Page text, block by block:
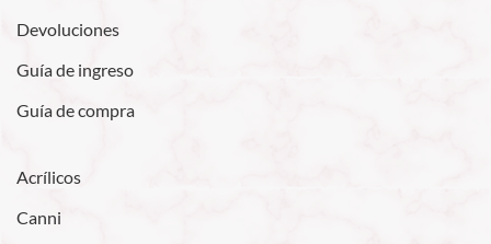
Devoluciones
Guía de ingreso
Guía de compra
Acrílicos
Canni